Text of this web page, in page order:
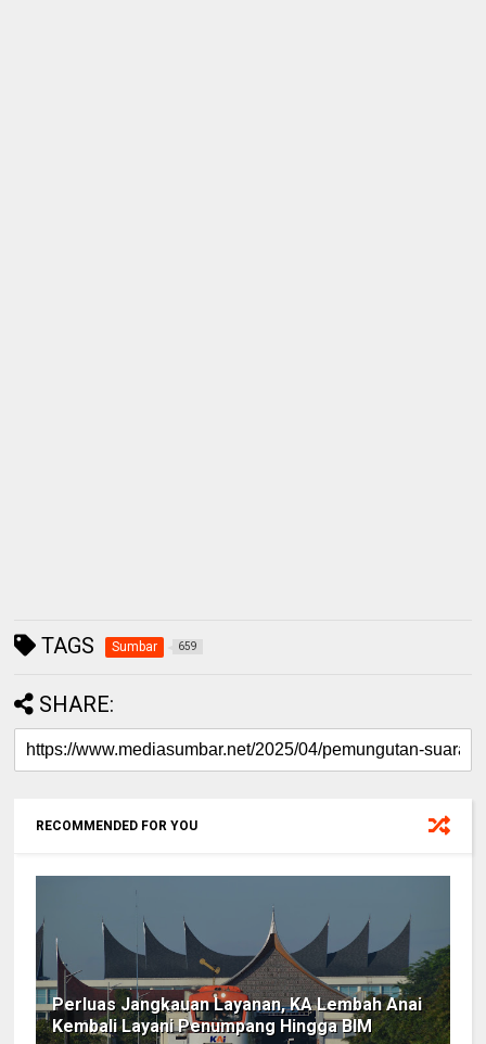
TAGS Sumbar 659
SHARE:
RECOMMENDED FOR YOU
Perluas Jangkauan Layanan, KA Lembah Anai
Kembali Layani Penumpang Hingga BIM